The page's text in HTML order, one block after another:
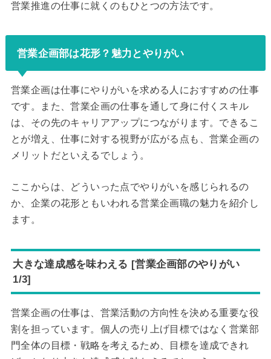
営業推進の仕事に就くのもひとつの方法です。
営業企画部は花形？魅力とやりがい
営業企画は仕事にやりがいを求める人におすすめの仕事
です。また、営業企画の仕事を通して身に付くスキル
は、その先のキャリアアップにつながります。できるこ
とが増え、仕事に対する視野が広がる点も、営業企画の
メリットだといえるでしょう。
ここからは、どういった点でやりがいを感じられるの
か、企業の花形ともいわれる営業企画職の魅力を紹介し
ます。
大きな達成感を味わえる [営業企画部のやりがい
1/3]
営業企画の仕事は、営業活動の方向性を決める重要な役
割を担っています。個人の売り上げ目標ではなく営業部
門全体の目標・戦略を考えるため、目標を達成できれ